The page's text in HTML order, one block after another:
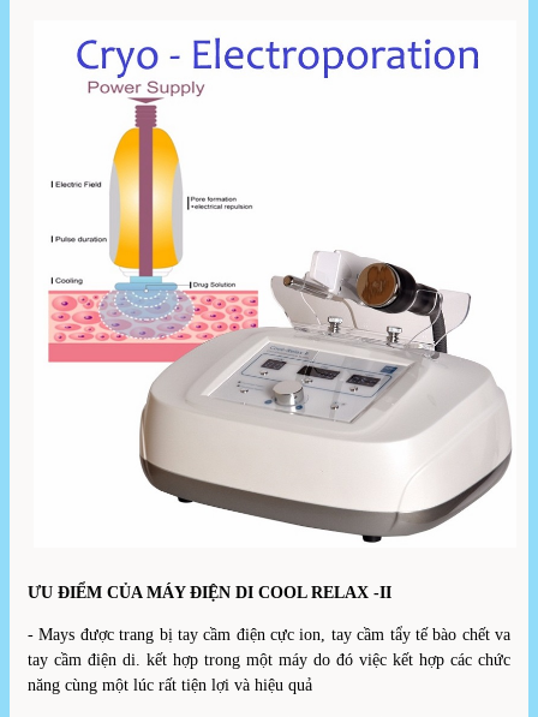
ƯU ĐIỂM CỦA MÁY ĐIỆN DI COOL RELAX -II
- Mays được trang bị tay cầm điện cực ion, tay cầm tẩy tế bào chết va
tay cầm điện di. kết hợp trong một máy do đó việc kết hợp các chức
năng cùng một lúc rất tiện lợi và hiệu quả